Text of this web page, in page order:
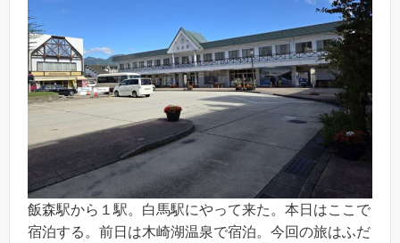
飯森駅から１駅。白馬駅にやって来た。本日はここで
宿泊する。前日は木崎湖温泉で宿泊。今回の旅はふだ